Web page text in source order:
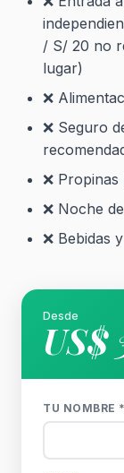
/ S/ 20 no
lugar)
❌
❌ Seguro
❌
❌ Noche
❌ Bebidas
Desde
US$
TU NOMBRE *